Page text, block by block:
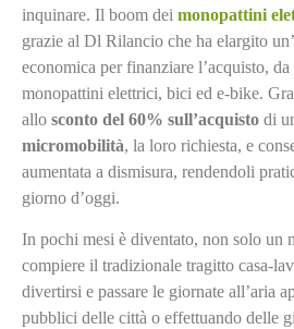
inquinare. Il boom dei monopattini
grazie al Dl Rilancio che ha elargito
economica per finanziare l’acquisto,
monopattini elettrici, bici ed e-bike.
allo sconto del 60% sull’acquisto di
micromobilità, la loro richiesta, e
aumentata a dismisura, rendendoli
giorno d’oggi.
In pochi mesi è diventato, non solo un
compiere il tradizionale tragitto casa-
divertirsi e passare le giornate all’aria
pubblici delle città o effettuando delle